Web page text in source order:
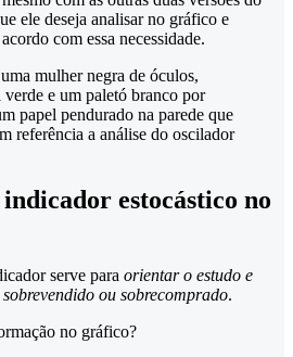
ele deseja analisar no gráfico e
com essa necessidade.
estocástico no
serve para orientar o estudo e
ou sobrecomprado.
no gráfico?